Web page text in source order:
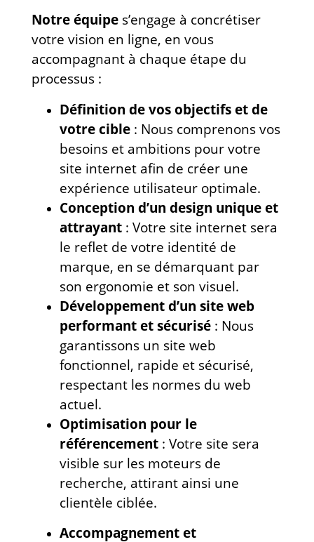
Notre équipe s’engage à concrétiser
votre vision en ligne, en vous
accompagnant à chaque étape du
processus :
Définition de vos objectifs et de
votre cible : Nous comprenons vos
besoins et ambitions pour votre
site internet afin de créer une
expérience utilisateur optimale.
Conception d’un design unique et
attrayant : Votre site internet sera
le reflet de votre identité de
marque, en se démarquant par
son ergonomie et son visuel.
Développement d’un site web
performant et sécurisé : Nous
garantissons un site web
fonctionnel, rapide et sécurisé,
respectant les normes du web
actuel.
Optimisation pour le
référencement : Votre site sera
visible sur les moteurs de
recherche, attirant ainsi une
clientèle ciblée.
Accompagnement et